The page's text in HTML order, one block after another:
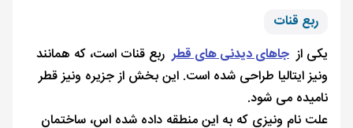
ربع قنات
یکی از جاهای دیدنی های قطر ربع قنات است، که همانند
ونیز ایتالیا طراحی شده است. این بخش از جزیره ونیز قطر
نامیده می شود.
علت نام ونیزی که به این منطقه داده شده اس، ساختمان